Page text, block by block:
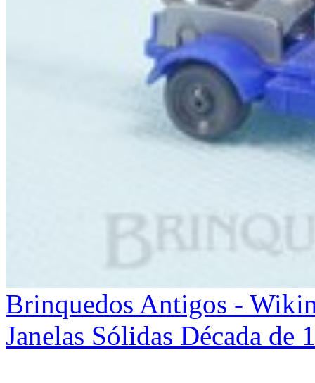
Brinquedos Antigos -
Janelas Sólidas Década de